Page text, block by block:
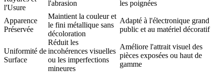
l'Usure
l'abrasion
les poignées
Apparence
Préservée
Maintient la couleur et
le fini métallique sans
décoloration
Adapté à l'électronique grand
public et au matériel décoratif
Uniformité de
Surface
Réduit les
incohérences visuelles
ou les imperfections
mineures
Améliore l'attrait visuel des
pièces exposées ou haut de
gamme